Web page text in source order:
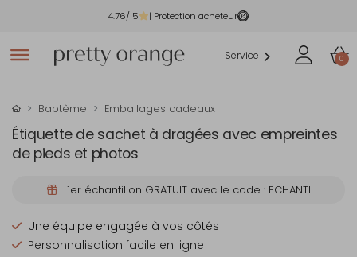
4.76/ 5 | Protection acheteur
Service 0
Baptême Emballages cadeaux
Étiquette de sachet à dragées avec empreintes
de pieds et photos
1er échantillon GRATUIT avec le code : ECHANTI
Une équipe engagée à vos côtés
Personnalisation facile en ligne